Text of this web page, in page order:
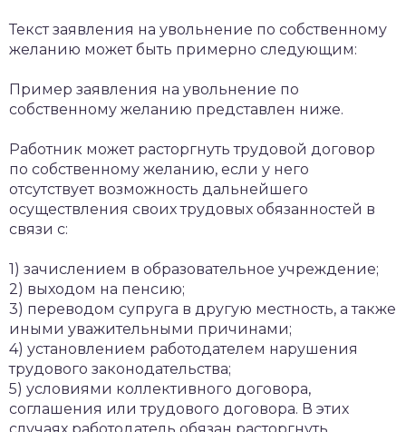
Текст заявления на увольнение по собственному
желанию может быть примерно следующим:
Пример заявления на увольнение по
собственному желанию представлен ниже.
Работник может расторгнуть трудовой договор
по собственному желанию, если у него
отсутствует возможность дальнейшего
осуществления своих трудовых обязанностей в
связи с:
1) зачислением в образовательное учреждение;
2) выходом на пенсию;
3) переводом супруга в другую местность, а также
иными уважительными причинами;
4) установлением работодателем нарушения
трудового законодательства;
5) условиями коллективного договора,
соглашения или трудового договора. В этих